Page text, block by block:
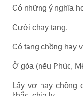
Có những ý nghĩa
Cưới chạy tang.
Có tang chồng hay
Ở góa (nếu Phúc,
Lấy vợ hay chồng